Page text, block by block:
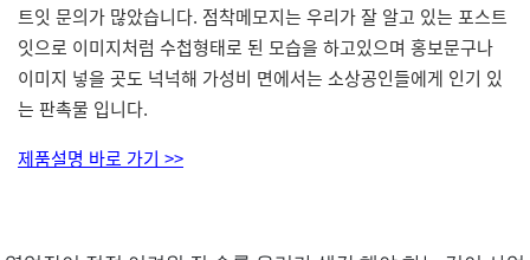
트잇 문의가 많았습니다. 점착메모지는 우리가 잘 알고 있는 포스트
잇으로 이미지처럼 수첩형태로 된 모습을 하고있으며 홍보문구나
이미지 넣을 곳도 넉넉해 가성비 면에서는 소상공인들에게 인기 있
는 판촉물 입니다.
제품설명 바로 가기 >>